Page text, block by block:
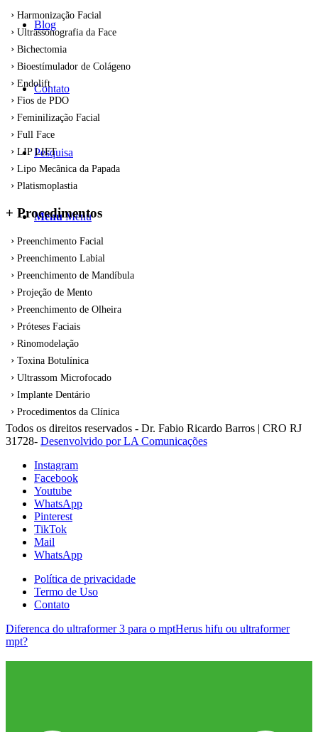
Blog
Contato
Pesquisa
Menu Menu
Harmonização Facial
Ultrassonografia da Face
Bichectomia
Bioestímulador de Colágeno
Endolift
Fios de PDO
Feminilização Facial
Full Face
LIP LIFT
Lipo Mecânica da Papada
Platismoplastia
+ Procedimentos
Preenchimento Facial
Preenchimento Labial
Preenchimento de Mandíbula
Projeção de Mento
Preenchimento de Olheira
Próteses Faciais
Rinomodelação
Toxina Botulínica
Ultrassom Microfocado
Implante Dentário
Procedimentos da Clínica
Todos os direitos reservados - Dr. Fabio Ricardo Barros | CRO RJ
31728- Desenvolvido por LA Comunicações
Instagram
Facebook
Youtube
WhatsApp
Pinterest
TikTok
Mail
WhatsApp
Política de privacidade
Termo de Uso
Contato
Diferenca do ultraformer 3 para o mptHerus hifu ou ultraformer
mpt?